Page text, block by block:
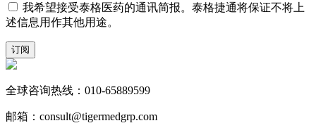
我希望接受泰格医药的通讯简报。泰格捷通将保证不将上
述信息用作其他用途。
订阅
全球咨询热线：010-65889599
邮箱：consult@tigermedgrp.com